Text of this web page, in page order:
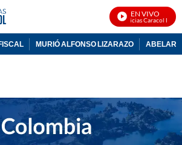
EN VIVO
Noticias Caracol En Vivo
MURIÓ ALFONSO LIZARAZO